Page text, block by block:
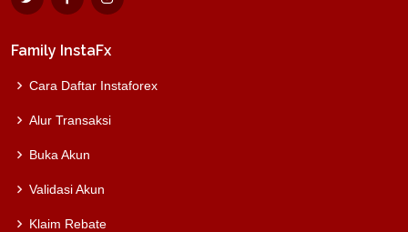
Family InstaFx
Cara Daftar Instaforex
Alur Transaksi
Buka Akun
Validasi Akun
Klaim Rebate